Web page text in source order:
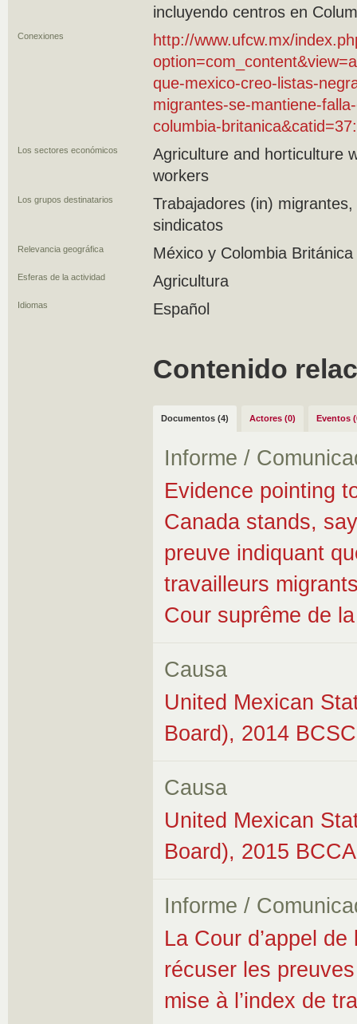
incluyendo centros en
Conexiones
http://www.ufcw.mx/
que-mexico-creo-listas-
migrantes-se-mantiene-
columbia-
Los sectores económicos
Agriculture and horticulture
workers
Los grupos destinatarios
Trabajadores (in)
sindicatos
Relevancia geográfica México y Colombia Británica
Esferas de la actividad Agricultura
Idiomas Español
Contenido
Documentos (4) Actores (0) Eventos
Informe /
Evidence pointing
Canada stands,
preuve indiquant
travailleurs
Cour suprême de
Causa
United Mexican
Board), 2014
Causa
United Mexican
Board), 2015
Informe /
La Cour d’appel
récuser les
mise à l’index de